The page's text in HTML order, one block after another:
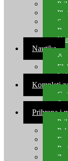
Nautika
Kompleti
Prihrana i